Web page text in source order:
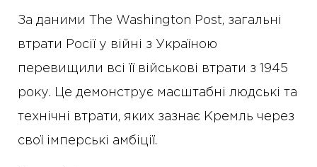
За даними The Washington Post, загальні
втрати Росії у війні з Україною
перевищили всі її військові втрати з 1945
року. Це демонструє масштабні людські та
технічні втрати, яких зазнає Кремль через
свої імперські амбіції.